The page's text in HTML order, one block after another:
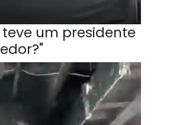
teve um presidente